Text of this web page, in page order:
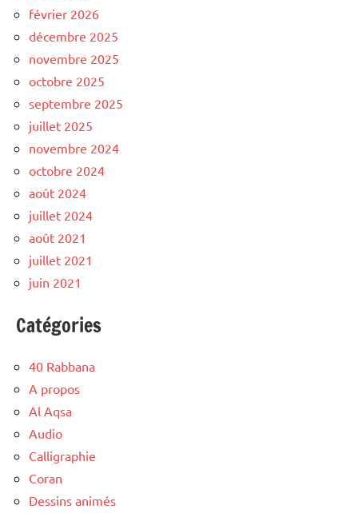
février 2026
décembre 2025
novembre 2025
octobre 2025
septembre 2025
juillet 2025
novembre 2024
octobre 2024
août 2024
juillet 2024
août 2021
juillet 2021
juin 2021
Catégories
40 Rabbana
A propos
Al Aqsa
Audio
Calligraphie
Coran
Dessins animés